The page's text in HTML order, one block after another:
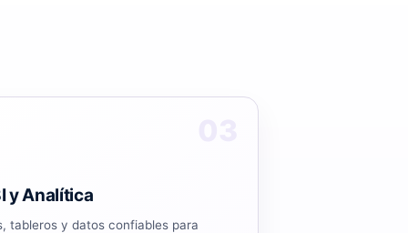
y Analítica
tableros y datos confiables para